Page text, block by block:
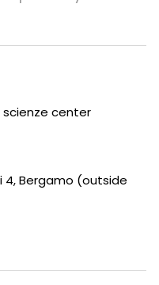
center
4, Bergamo (outside